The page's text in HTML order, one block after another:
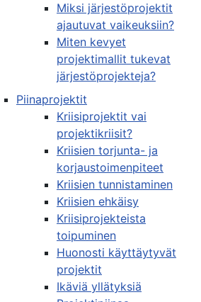
Miksi järjestöprojektit
ajautuvat vaikeuksiin?
Miten kevyet
projektimallit tukevat
järjestöprojekteja?
Piinaprojektit
Kriisiprojektit vai
projektikriisit?
Kriisien torjunta- ja
korjaustoimenpiteet
Kriisien tunnistaminen
Kriisien ehkäisy
Kriisiprojekteista
toipuminen
Huonosti käyttäytyvät
projektit
Ikäviä yllätyksiä